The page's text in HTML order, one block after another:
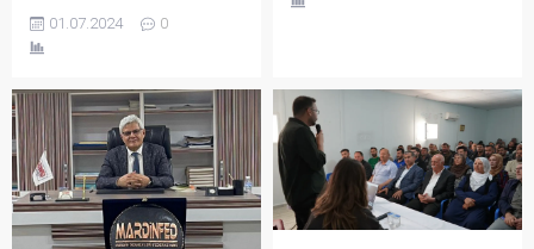
patlamada Derikli 4 genç kız
ile beraber hayatını
yaşındaki Dilek Bağ,
tabutuna örtülen beyaz
duvak ile son yolculuğuna
uğurlandı.
01.07.2024 0
hayatını kaybetti.